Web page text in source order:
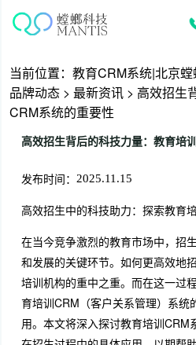
当前位置： 教育CRM系统|北京
品牌动态 > 最新资讯 > 高效招生
CRM系统的重要性
高效招生背后的科技力量：教育培
发布时间： 2025.11.15
高效招生中的科技助力：探索教育
在当今竞争激烈的教育市场中，招
和发展的关键环节。如何更高效地
培训机构的重中之重。而在这一过
育培训CRM（客户关系管理）系统
用。本文将深入探讨教育培训CRM